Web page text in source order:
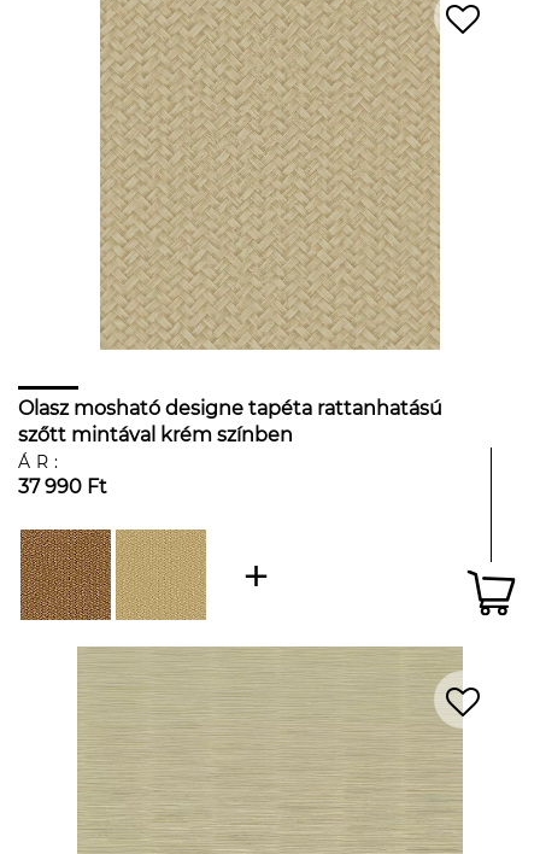
Olasz mosható designe tapéta rattanhatású
szőtt mintával krém színben
ÁR:
37 990 Ft